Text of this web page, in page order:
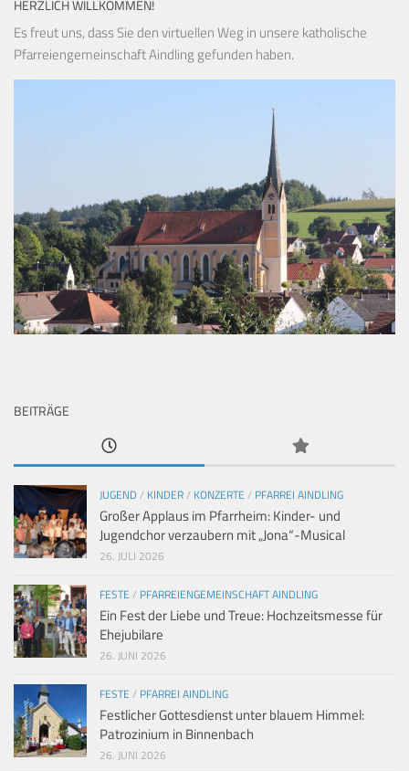
HERZLICH WILLKOMMEN!
Es freut uns, dass Sie den virtuellen Weg in unsere katholische
Pfarreiengemeinschaft Aindling gefunden haben.
BEITRÄGE
JUGEND / KINDER/ KONZERTE / PFARREI AINDLING
Großer Applaus im Pfarrheim: Kinder- und
Jugendchor verzaubern mit „Jona“-Musical
26. JULI 2026
FESTE / PFARREIENGEMEINSCHAFT AINDLING
Ein Fest der Liebe und Treue: Hochzeitsmesse für
Ehejubilare
26. JUNI 2026
FESTE / PFARREI AINDLING
Festlicher Gottesdienst unter blauem Himmel:
Patrozinium in Binnenbach
26. JUNI 2026